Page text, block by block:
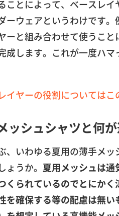
ことによって、ベースレ
ーウェアというわけです
ーと組み合わせて使うこ
成します。これが一度ハ
イヤーの役割については
ッシュシャツと何が
、いわゆる夏用の薄手メ
ょうか。 夏用メッシュは
くられているのでとにか
を確保する等の配慮は無